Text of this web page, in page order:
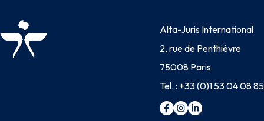
Alta-Juris International
2, rue de Penthièvre
75008 Paris
Tel. : +33 (0)1 53 04 08 85